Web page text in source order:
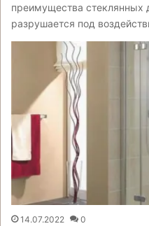
преимущества
разрушается под
14.07.2022 0